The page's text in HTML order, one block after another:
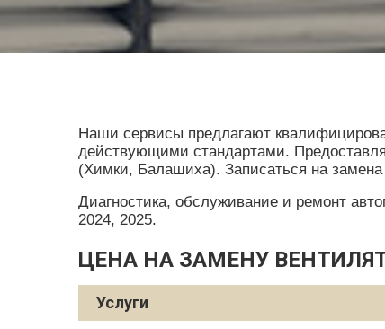
Наши сервисы предлагают
действующими стандартами.
(Химки, Балашиха). Записаться на
Диагностика, обслуживание и ремонт
2024, 2025.
ЦЕНА НА ЗАМЕНУ
Услуги